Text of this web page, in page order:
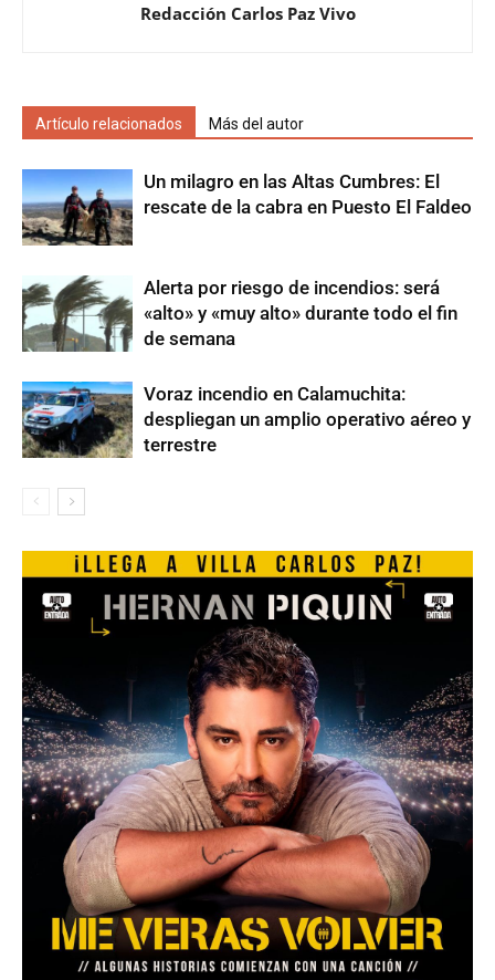
Redacción Carlos Paz Vivo
Artículo relacionados Más del autor
Un milagro en las Altas Cumbres: El
rescate de la cabra en Puesto El Faldeo
Alerta por riesgo de incendios: será
«alto» y «muy alto» durante todo el fin
de semana
Voraz incendio en Calamuchita:
despliegan un amplio operativo aéreo y
terrestre